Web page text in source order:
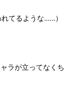
てるような……）
ラが立ってなくち